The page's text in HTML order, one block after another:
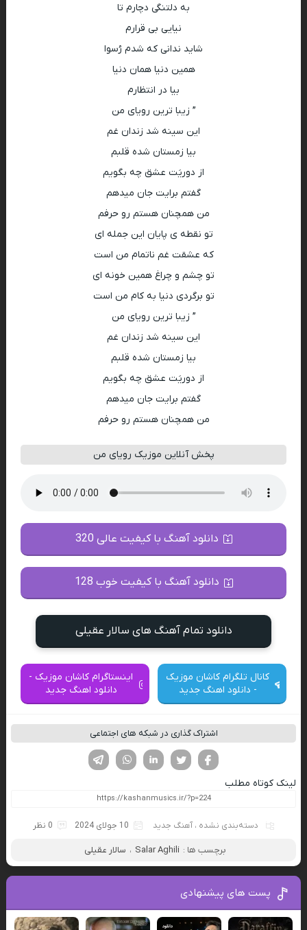
به دلتنگی دچارم تا
نیایی بی قرارم
شاید ندانی که شدم رُسوا
همین دنیا همان دنیا
بیا در انتظارم
” زیبا ترین رویای من
این سینه شد زندان غم
بیا زمستان شده قلبم
از دوریَت عشق چه بگویم
گفتم برایت جان میدهم
من همچنان هستم رو حرفم
تو نقطه ی پایان این جمله ای
که عشقت غم ناتمام من است
تو چشم و چراغ همین خونه اى
تو برگردی دنیا به کام من است
” زیبا ترین رویای من
این سینه شد زندان غم
بیا زمستان شده قلبم
از دوریَت عشق چه بگویم
گفتم برایت جان میدهم
من همچنان هستم رو حرفم
پخش آنلاین موزیک رویای من
دانلود آهنگ با کیفیت عالی 320
دانلود آهنگ با کیفیت خوب 128
دانلود تمام آهنگ های سالار عقیلی
کانال تلگرام کاشان موزیک
- دانلود اهنگ جدید
اینستاگرام کاشان موزیک -
دانلود اهنگ جدید
اشتراک گذاری در شبکه های اجتماعی
لینکدین تویتر
فیسوک
لینک کوتاه مطلب
دسته‌بندی نشده ، آهنگ جدید 10 جولای 2024 0 نظر
برچسب ها : Salar Aghili ، سالار عقیلی
پست های پیشنهادی